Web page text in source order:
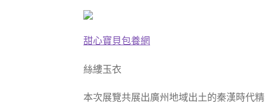
甜心寶貝包養網
絲縷玉衣
本次展覽共展出廣州地域出土的秦漢時代